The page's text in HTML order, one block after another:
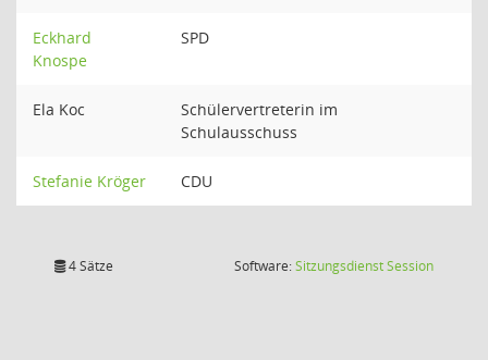
Eckhard
Knospe
SPD
Ela Koc
Schülervertreterin im
Schulausschuss
Stefanie Kröger CDU
4 Sätze Software:SitzungsdienstSession(Wird in